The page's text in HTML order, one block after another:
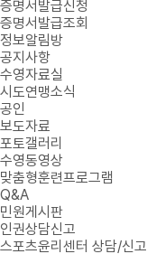
증명서발급신청
증명서발급조회
정보알림방
공지사항
수영자료실
시도연맹소식
공인
보도자료
포토갤러리
수영동영상
맞춤형훈련프로그램
Q&A
민원게시판
인권상담신고
스포츠윤리센터 상담/신고